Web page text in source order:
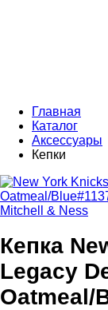
Главная
Каталог
Аксессуары
Кепки
Mitchell & Ness
Кепка
Legacy
Oatmeal/